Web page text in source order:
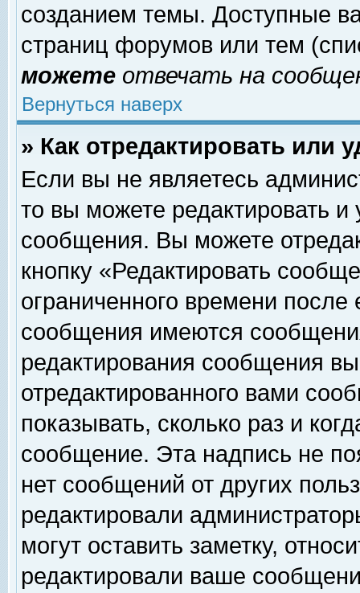
созданием темы. Доступные
страниц форумов или тем
можете отвечать на
Вернуться наверх
» Как отредактировать или
Если вы не являетесь
то вы можете редактировать и
сообщения. Вы можете
кнопку «Редактировать
ограниченного времени
сообщения имеются
редактирования сообщения
отредактированного вами
показывать, сколько раз и
сообщение. Эта надпись не
нет сообщений от других
редактировали
могут оставить заметку,
редактировали ваше